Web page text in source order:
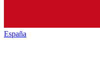
España